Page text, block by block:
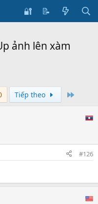
🔐 📝
ảnh lên xàm
Tiếp theo
#126